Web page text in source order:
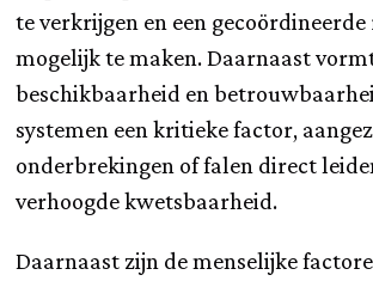
te verkrijgen en een gecoördineerde
mogelijk te maken. Daarnaast
beschikbaarheid en
systemen een kritieke factor,
onderbrekingen of falen direct
verhoogde kwetsbaarheid.
Daarnaast zijn de menselijke